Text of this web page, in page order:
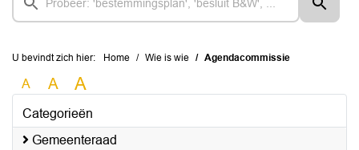
U bevindt zich hier: Home Wie is wie Agendacommissie
A A A
Categorieën
Gemeenteraad